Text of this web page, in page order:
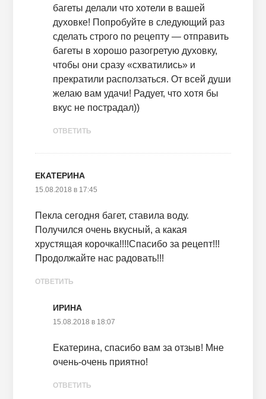
багеты делали что хотели в вашей
духовке! Попробуйте в следующий раз
сделать строго по рецепту — отправить
багеты в хорошо разогретую духовку,
чтобы они сразу «схватились» и
прекратили расползаться. От всей души
желаю вам удачи! Радует, что хотя бы
вкус не пострадал))
ОТВЕТИТЬ
ЕКАТЕРИНА
15.08.2018 в 17:45
Пекла сегодня багет, ставила воду.
Получился очень вкусный, а какая
хрустящая корочка!!!!Спасибо за рецепт!!!
Продолжайте нас радовать!!!
ОТВЕТИТЬ
ИРИНА
15.08.2018 в 18:07
Екатерина, спасибо вам за отзыв! Мне
очень-очень приятно!
ОТВЕТИТЬ